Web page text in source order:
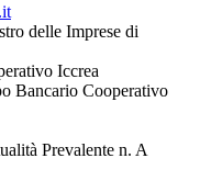
delle Imprese di
Iccrea
Bancario Cooperativo
Prevalente n. A